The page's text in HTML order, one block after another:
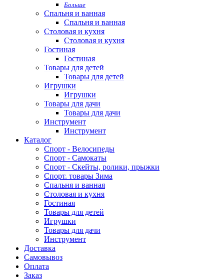
Больше
Спальня и ванная
Спальня и ванная
Столовая и кухня
Столовая и кухня
Гостиная
Гостиная
Товары для детей
Товары для детей
Игрушки
Игрушки
Товары для дачи
Товары для дачи
Инструмент
Инструмент
Каталог
Спорт - Велосипеды
Спорт - Самокаты
Спорт - Скейты, ролики, прыжки
Спорт. товары Зима
Спальня и ванная
Столовая и кухня
Гостиная
Товары для детей
Игрушки
Товары для дачи
Инструмент
Доставка
Самовывоз
Оплата
Заказ